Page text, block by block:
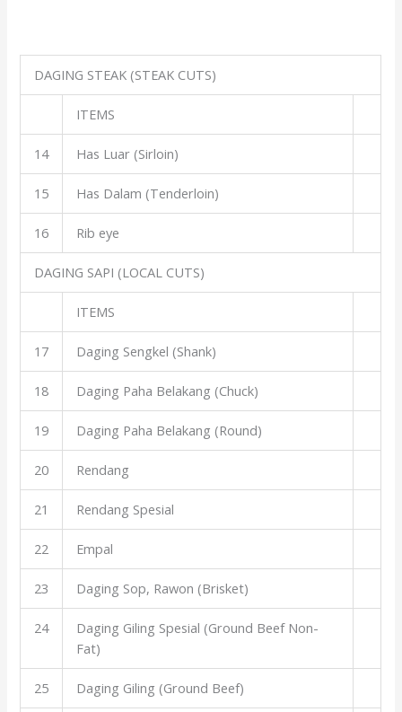
DAGING STEAK (STEAK CUTS)
ITEMS
14 Has Luar (Sirloin)
15 Has Dalam (Tenderloin)
16 Rib eye
DAGING SAPI (LOCAL CUTS)
ITEMS
17 Daging Sengkel (Shank)
18 Daging Paha Belakang (Chuck)
19 Daging Paha Belakang (Round)
20 Rendang
21 Rendang Spesial
22 Empal
23 Daging Sop, Rawon (Brisket)
24
Daging Giling Spesial (Ground Beef Non-
Fat)
25 Daging Giling (Ground Beef)